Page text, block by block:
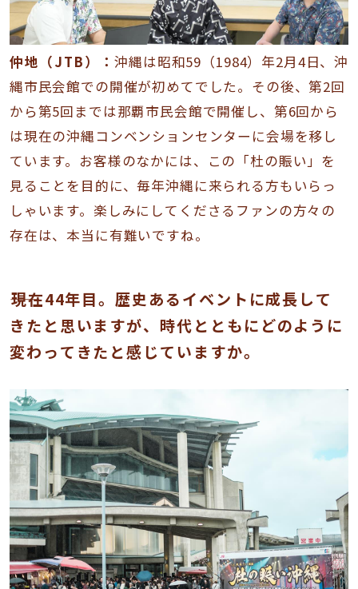
仲地（JTB）：沖縄は昭和59（1984）年2月4日、沖
縄市民会館での開催が初めてでした。その後、第2回
から第5回までは那覇市民会館で開催し、第6回から
は現在の沖縄コンベンションセンターに会場を移し
ています。お客様のなかには、この「杜の賑い」を
見ることを目的に、毎年沖縄に来られる方もいらっ
しゃいます。楽しみにしてくださるファンの方々の
存在は、本当に有難いですね。
――現在44年目。歴史あるイベントに成長して
きたと思いますが、時代とともにどのように
変わってきたと感じていますか。